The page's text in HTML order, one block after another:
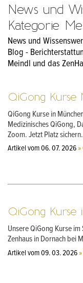
News und
Kategorie
News und
Blog -
Meindl und das
QiGong Kurse
QiGong Kurse in
Medizinisches QiGong,
Zoom. Jetzt Platz sichern.
Artikel vom 06. 07. 2026
QiGong
Unsere QiGong Kurse
Zenhaus in Dornach bei
Artikel vom 09. 03. 2026